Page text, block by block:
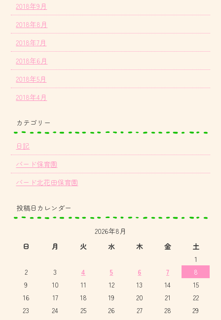
2018年9月
2018年8月
2018年7月
2018年6月
2018年5月
2018年4月
カテゴリー
日記
バード保育園
バード北花田保育園
投稿日カレンダー
2026年8月
日
月 火 水 木 金
土
1
2
3 4 5 6 7
8
9
10 11 12 13 14
15
16
17 18 19 20 21
22
23
24 25 26 27 28
29